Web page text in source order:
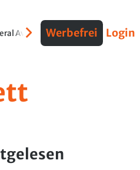
AviationVerteidigungInterviews
Werbefrei Login